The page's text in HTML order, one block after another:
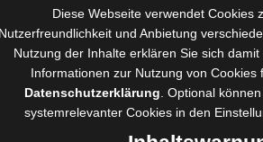
und Autoren
Medienprojekte
Content-
Diese Webseite verwendet Cookies
Nutzerfreundlichkeit und Anbietung
Nutzung der Inhalte erklären Sie sich
Informationen zur Nutzung von Cookies
Datenschutzerklärung . Optional
systemrelevanter Cookies in den